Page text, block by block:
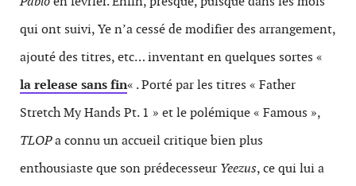
qui ont suivi, Ye n’a cessé de modifier des arrangement,
ajouté des titres, etc… inventant en quelques sortes «
la release sans fin« . Porté par les titres « Father
Stretch My Hands Pt. 1 » et le polémique « Famous »,
TLOPa connu un accueil critique bien plus
enthousiaste que son prédecesseur Yeezus, ce qui lui a